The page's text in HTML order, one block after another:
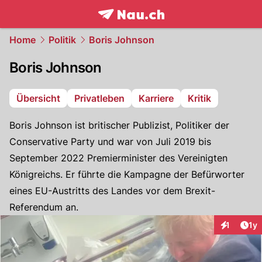
frontpage.NAU.ch
Home Politik Boris Johnson
Boris Johnson
Übersicht Privatleben Karriere Kritik
Boris Johnson ist britischer Publizist, Politiker der
Conservative Party und war von Juli 2019 bis
September 2022 Premierminister des Vereinigten
Königreichs. Er führte die Kampagne der Befürworter
eines EU-Austritts des Landes vor dem Brexit-
Referendum an.
1 1y